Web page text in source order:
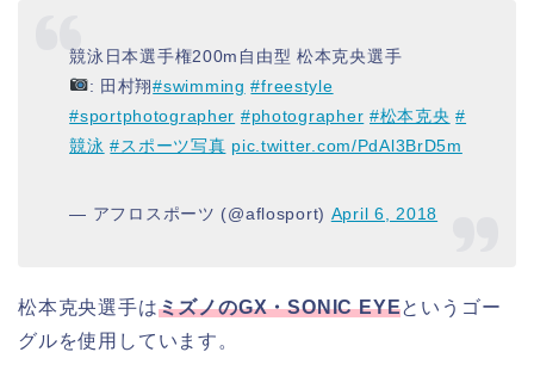
競泳日本選手権200m自由型 松本克央選手
: 田村翔#swimming #freestyle
#sportphotographer #photographer #松本克央 #
競泳 #スポーツ写真 pic.twitter.com/PdAl3BrD5m
— アフロスポーツ (@aflosport) April 6, 2018
松本克央選手はミズノのGX・SONIC EYEというゴー
グルを使用しています。